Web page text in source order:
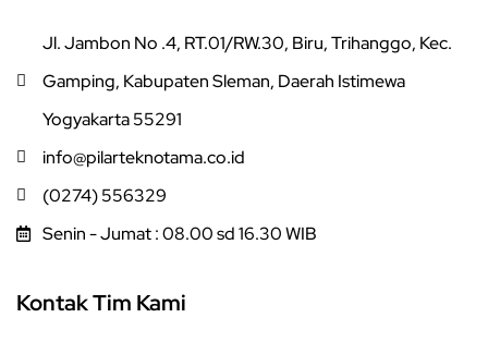
Jl. Jambon No .4, RT.01/RW.30, Biru, Trihanggo, Kec.
Gamping, Kabupaten Sleman, Daerah Istimewa
Yogyakarta 55291
info@pilarteknotama.co.id
(0274) 556329
Senin - Jumat : 08.00 sd 16.30 WIB
Kontak Tim Kami